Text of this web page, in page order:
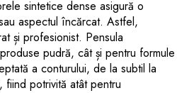
sintetice dense asigură o
aspectul încărcat. Astfel,
și profesionist. Pensula
pudră, cât și pentru formule
a conturului, de la subtil la
potrivită atât pentru